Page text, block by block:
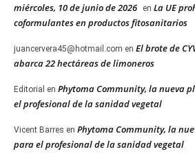
miércoles, 10 de junio de 2026 en La UE
coformulantes en productos fitosanitarios
juancervera45@hotmail.com en El brote de
abarca 22 hectáreas de limoneros
Editorial en Phytoma Community, la nueva
el profesional de la sanidad vegetal
Vicent Barres en Phytoma Community, la
para el profesional de la sanidad vegetal